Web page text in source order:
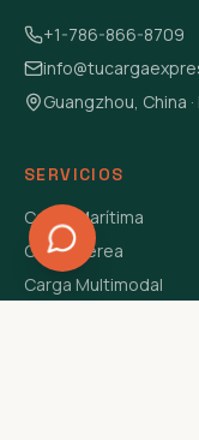
+1-786-866-8709
Guangzhou, China ·
SERVICIOS
Carga Marítima
Carga Aérea
Carga Multimodal